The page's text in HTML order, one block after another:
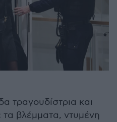
τραγουδίστρια και
βλέμματα, ντυμένη